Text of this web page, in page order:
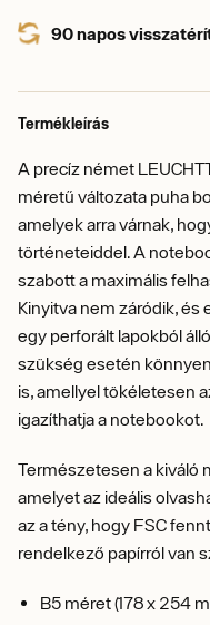
90 napos
Termékleírás
A precíz német
méretű változata puha
amelyek arra várnak,
történeteiddel. A
szabott a maximális
Kinyitva nem záródik, és
egy perforált lapokból
szükség esetén
is, amellyel tökéletesen
igazíthatja a notebookot.
Természetesen a kiváló
amelyet az ideális
az a tény, hogy FSC
rendelkező papírról van
B5 méret (178 x 254